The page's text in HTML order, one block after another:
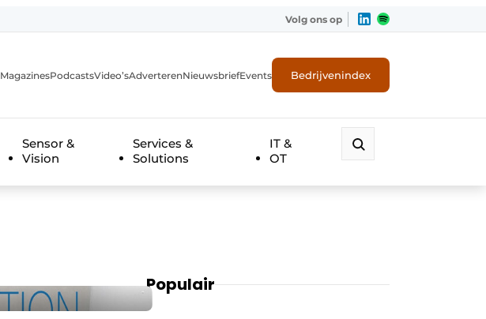
Volg ons op
MagazinesPodcastsVideo’sAdverterenNieuwsbriefEvents Bedrijvenindex
Sensor &
Vision
Services &
Solutions
IT &
OT
Populair